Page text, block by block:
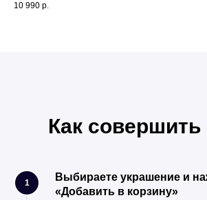
10 990 р.
Как совершить
1
Выбираете украшение и
«Добавить в корзину»